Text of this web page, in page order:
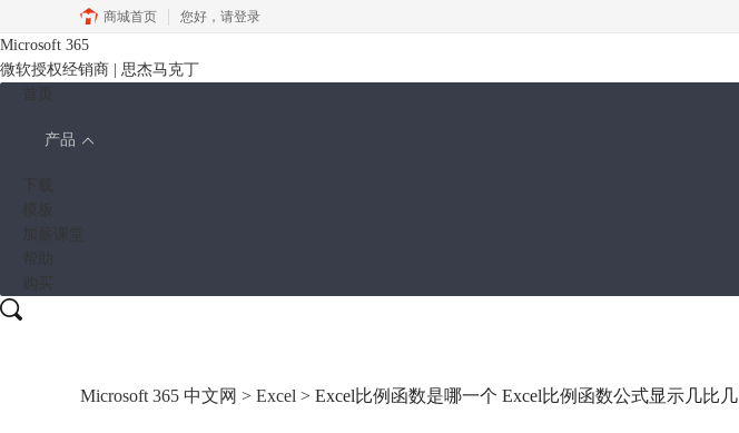
商城首页 您好， 请登录
Microsoft 365
微软授权经销商 | 思杰马克丁
产品
Microsoft 365 中文网 > Excel > Excel比例函数是哪一个 Excel比例函数公式显示几比几